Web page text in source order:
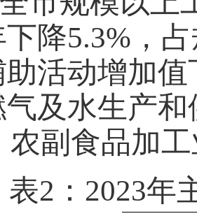
下降5.3%，
活动增加值
及水生产
农副食品加
表2：2023年